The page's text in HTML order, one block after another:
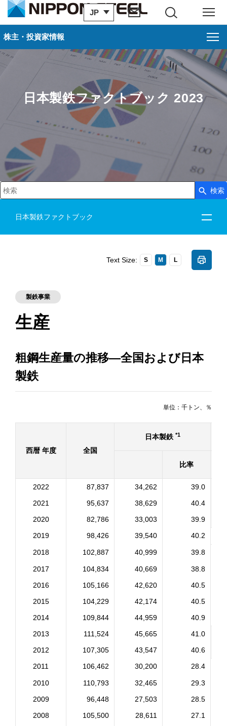
JP
サイト内検索 メニュー
日本製鉄ファクトブック 2023
検索キーワード入力
検索
日本製鉄ファクトブック
Text Size: S M L
製鉄事業
生産
粗鋼生産量の推移―全国および日本
製鉄
単位：千トン、％
西暦 年度 全国
日本製鉄 *1
比率
2022 87,837 34,262
39.0
2021
95,637 38,629
40.4
2020
82,786 33,003
39.9
2019
98,426 39,540 40.2
2018 102,887 40,999 39.8
2017 104,834 40,669
38.8
2016
105,166 42,620
40.5
2015
104,229 42,174
40.5
2014
109,844 44,959
40.9
2013
111,524 45,665
41.0
2012
107,305 43,547
40.6
2011
106,462 30,200 28.4
2010 110,793 32,465
29.3
2009
96,448 27,503
28.5
2008
105,500 28,611
27.1
株主・投資家情報